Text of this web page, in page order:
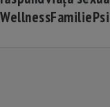
WellnessFamilie